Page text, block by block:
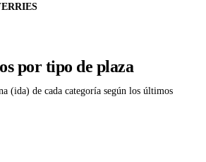
por tipo de plaza
(ida) de cada categoría según los últimos